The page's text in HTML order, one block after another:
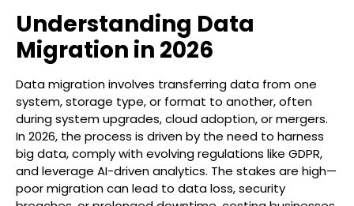
Understanding Data
Migration in 2026
Data migration involves transferring data from one
system, storage type, or format to another, often
during system upgrades, cloud adoption, or mergers.
In 2026, the process is driven by the need to harness
big data, comply with evolving regulations like GDPR,
and leverage AI-driven analytics. The stakes are high—
poor migration can lead to data loss, security